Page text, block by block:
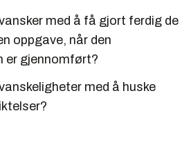
med å få gjort ferdig de
oppgave, når den
er gjennomført?
med å huske